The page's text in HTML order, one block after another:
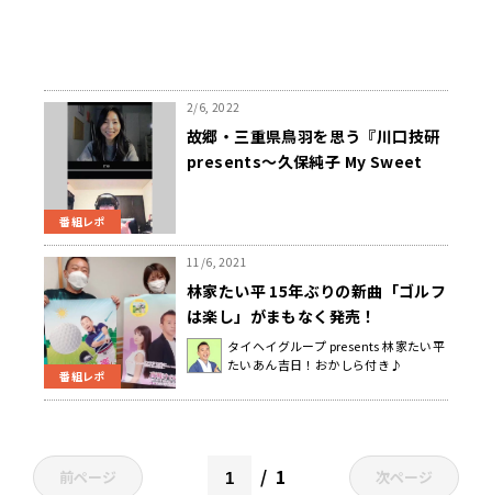
番組レポ
2/6, 2022
故郷・三重県鳥羽を思う『川口技研
presents～久保純子 My Sweet
番組レポ
11/6, 2021
林家たい平 15年ぶりの新曲「ゴルフ
は楽し」がまもなく発売！
タイヘイグループ presents 林家たい平
たいあん吉日！おかしら付き♪
前ページ 1 次ページ